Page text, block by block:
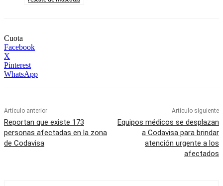
Cuota
Facebook
X
Pinterest
WhatsApp
Artículo anterior
Reportan que existe 173
personas afectadas en la zona
de Codavisa
Artículo siguiente
Equipos médicos se desplazan
a Codavisa para brindar
atención urgente a los
afectados